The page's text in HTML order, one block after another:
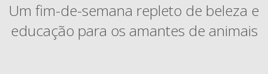
Um fim-de-semana repleto de beleza e
educação para os amantes de animais